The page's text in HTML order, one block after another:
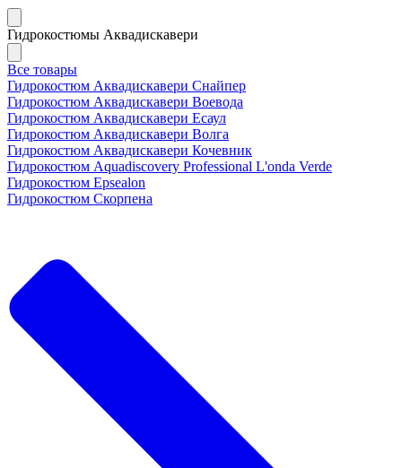
Гидрокостюмы Аквадискавери
Все товары
Гидрокостюм Аквадискавери Снайпер
Гидрокостюм Аквадискавери Воевода
Гидрокостюм Аквадискавери Есаул
Гидрокостюм Аквадискавери Волга
Гидрокостюм Аквадискавери Кочевник
Гидрокостюм Aquadiscovery Professional L'onda Verde
Гидрокостюм Epsealon
Гидрокостюм Скорпена